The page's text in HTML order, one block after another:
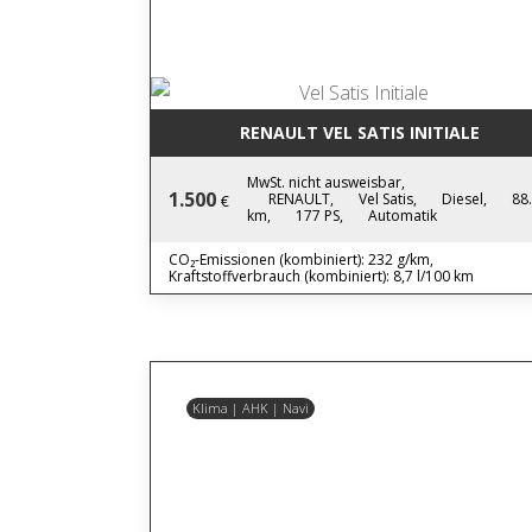
RENAULT VEL SATIS INITIALE
1.500 €
MwSt. nicht ausweisbar,
RENAULT,
Vel Satis, Diesel,
km,
177 PS, Automatik
CO₂-Emissionen (kombiniert): 232 g/km,
Kraftstoffverbrauch (kombiniert): 8,7 l/100 km
Klima | AHK | Navi